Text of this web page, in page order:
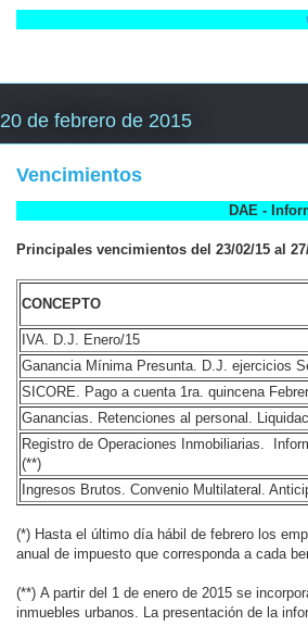
20 de febrero de 2015
Vencimientos
DAE -
Principales vencimientos del 23/02/15 al
CONCEPTO
IVA. D.J. Enero/15
Ganancia Mínima Presunta. D.J. ejercicios
SICORE. Pago a cuenta 1ra. quincena
Ganancias. Retenciones al personal.
Registro de Operaciones Inmobiliarias.
(**)
Ingresos Brutos. Convenio Multilateral.
(*) Hasta el último día hábil de febrero los
anual de impuesto que corresponda a cada
(**) A partir del 1 de enero de 2015 se
inmuebles urbanos. La presentación de la